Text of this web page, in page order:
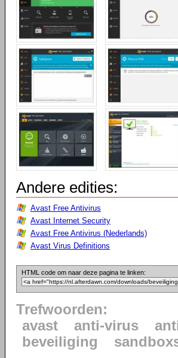
Andere edities:
Avast Free Antivirus
Avast Internet Security
Avast Free Antivirus (Nederlands)
Avast Virus Definitions
HTML code om naar deze pagina te linken:
Trefwoorden:
avast
anti-virus
beveiliging